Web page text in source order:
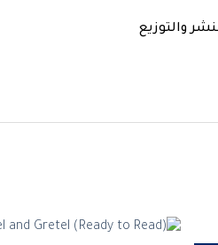
والتوزيع